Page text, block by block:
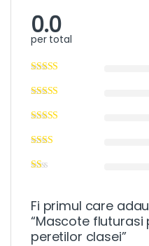
0.0
per total
Fi primul care
“Mascote
peretilor clasei”